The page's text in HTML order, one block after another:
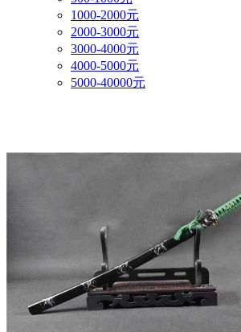
1000-2000元
2000-3000元
3000-4000元
4000-5000元
5000-40000元